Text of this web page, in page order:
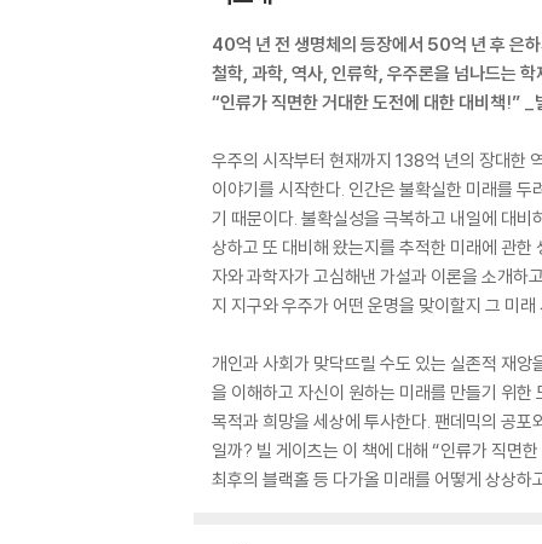
40억 년 전 생명체의 등장에서 50억 년 후 은
철학, 과학, 역사, 인류학, 우주론을 넘나드는
“인류가 직면한 거대한 도전에 대한 대비책!” _
우주의 시작부터 현재까지 138억 년의 장대한
이야기를 시작한다. 인간은 불확실한 미래를
기 때문이다. 불확실성을 극복하고 내일에 대비
상하고 또 대비해 왔는지를 추적한 미래에 관
자와 과학자가 고심해낸 가설과 이론을 소개하
지 지구와 우주가 어떤 운명을 맞이할지 그 미
개인과 사회가 맞닥뜨릴 수도 있는 실존적 재
을 이해하고 자신이 원하는 미래를 만들기 위
목적과 희망을 세상에 투사한다. 팬데믹의 공
일까? 빌 게이츠는 이 책에 대해 “인류가 직면
최후의 블랙홀 등 다가올 미래를 어떻게 상상하